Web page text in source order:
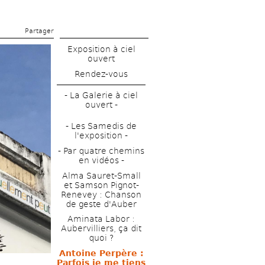
Partager
Exposition à ciel
ouvert
Rendez-vous
- La Galerie à ciel
ouvert -
- Les Samedis de
l'exposition -
- Par quatre chemins
en vidéos -
Alma Sauret-Small
et Samson Pignot-
Renevey : Chanson
de geste d'Auber
Aminata Labor :
Aubervilliers, ça dit
quoi ?
Antoine Perpère :
Parfois je me tiens